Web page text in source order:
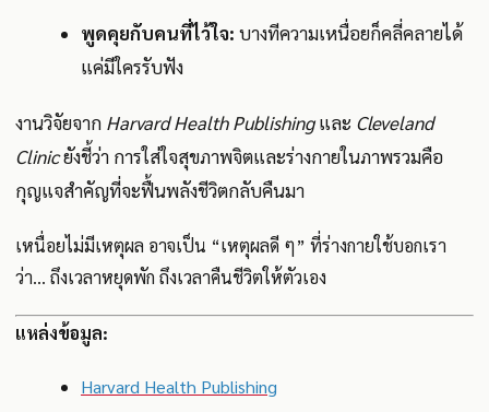
พูดคุยกับคนที่ไว้ใจ: บางทีความเหนื่อยก็คลี่คลายได้
แค่มีใครรับฟัง
งานวิจัยจาก Harvard Health Publishingและ Cleveland
Clinicยังชี้ว่า การใส่ใจสุขภาพจิตและร่างกายในภาพรวมคือ
กุญแจสำคัญที่จะฟื้นพลังชีวิตกลับคืนมา
เหนื่อยไม่มีเหตุผล อาจเป็น “เหตุผลดี ๆ” ที่ร่างกายใช้บอกเรา
ว่า... ถึงเวลาหยุดพัก ถึงเวลาคืนชีวิตให้ตัวเอง
แหล่งข้อมูล:
Harvard Health Publishing